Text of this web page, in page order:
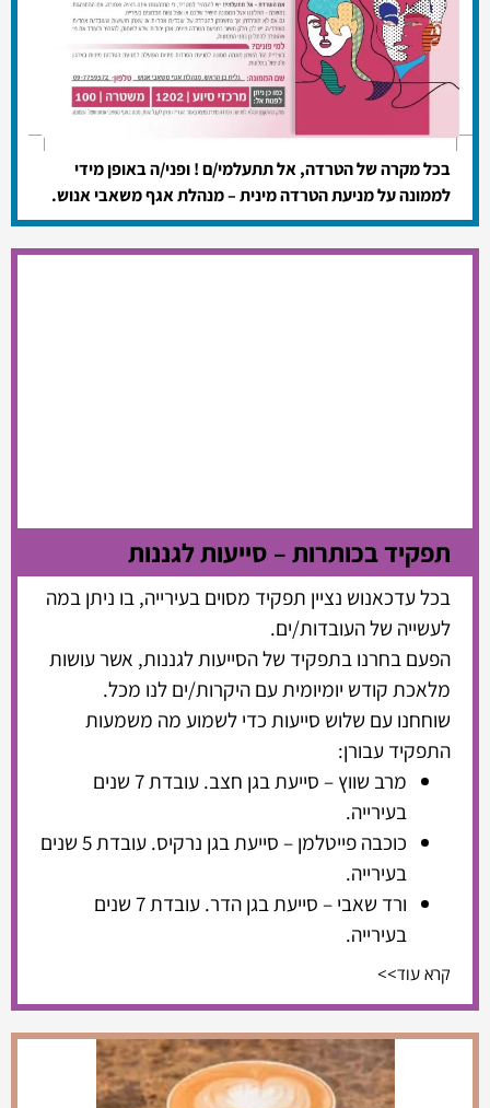
בכל מקרה של הטרדה, אל תתעלמי/ם ! ופני/ה באופן מידי
לממונה על מניעת הטרדה מינית – מנהלת אגף משאבי אנוש.
תפקיד בכותרות – סייעות לגננות
בכל עדכאנוש נציין תפקיד מסוים בעירייה, בו ניתן במה
לעשייה של העובדות/ים.
הפעם בחרנו בתפקיד של הסייעות לגננות, אשר עושות
מלאכת קודש יומיומית עם היקרות/ים לנו מכל.
שוחחנו עם שלוש סייעות כדי לשמוע מה משמעות
התפקיד עבורן:
מרב שווץ – סייעת בגן חצב. עובדת 7 שנים
בעירייה.
כוכבה פייטלמן – סייעת בגן נרקיס. עובדת 5 שנים
בעירייה.
ורד שאבי – סייעת בגן הדר. עובדת 7 שנים
בעירייה.
קרא עוד>>